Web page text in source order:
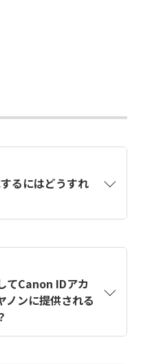
るにはどうすれ
メラ】Canon IDとは
成方法は？をご確認く
てCanon IDアカ
ノンに提供される